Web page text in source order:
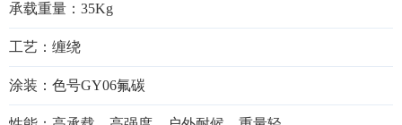
承载重量：35Kg
工艺：缠绕
涂装：色号GY06氟碳